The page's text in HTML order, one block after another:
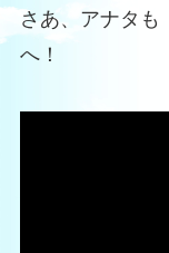
さあ、アナタも
へ！